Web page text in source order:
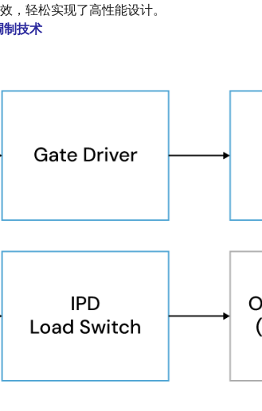
，轻松实现了高性能设计。
制技术